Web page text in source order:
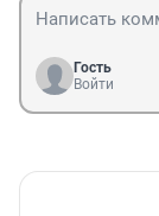
Гость
Войти